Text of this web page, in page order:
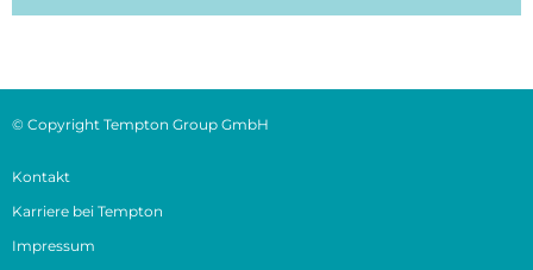
© Copyright Tempton Group GmbH
Kontakt
Karriere bei Tempton
Impressum